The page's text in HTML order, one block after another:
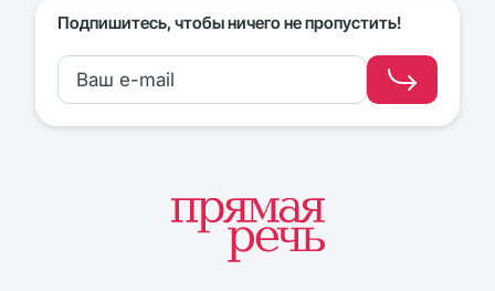
Подпишитесь, чтобы ничего не пропустить!